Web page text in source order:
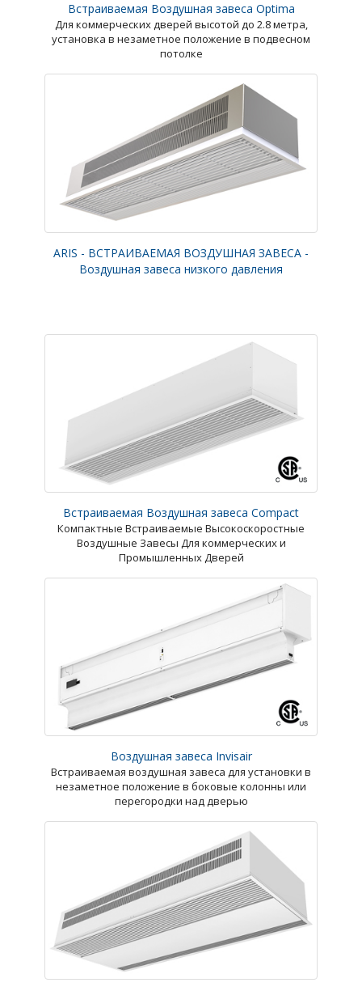
Встраиваемая Воздушная завеса Optima
Для коммерческих дверей высотой до 2.8 метра,
установка в незаметное положение в подвесном
потолке
ARIS - ВСТРАИВАЕМАЯ ВОЗДУШНАЯ ЗАВЕСА -
Воздушная завеса низкого давления
Встраиваемая Воздушная завеса Compact
Компактные Встраиваемые Высокоскоростные
Воздушные Завесы Для коммерческих и
Промышленных Дверей
Воздушная завеса Invisair
Встраиваемая воздушная завеса для установки в
незаметное положение в боковые колонны или
перегородки над дверью